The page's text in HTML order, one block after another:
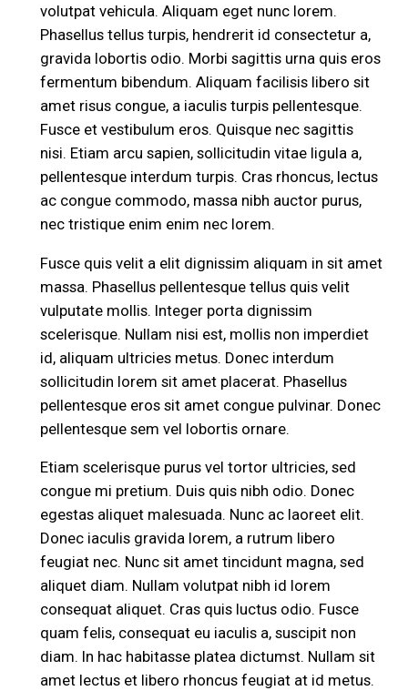
volutpat vehicula. Aliquam eget nunc lorem.
Phasellus tellus turpis, hendrerit id consectetur a,
gravida lobortis odio. Morbi sagittis urna quis eros
fermentum bibendum. Aliquam facilisis libero sit
amet risus congue, a iaculis turpis pellentesque.
Fusce et vestibulum eros. Quisque nec sagittis
nisi. Etiam arcu sapien, sollicitudin vitae ligula a,
pellentesque interdum turpis. Cras rhoncus, lectus
ac congue commodo, massa nibh auctor purus,
nec tristique enim enim nec lorem.
Fusce quis velit a elit dignissim aliquam in sit amet
massa. Phasellus pellentesque tellus quis velit
vulputate mollis. Integer porta dignissim
scelerisque. Nullam nisi est, mollis non imperdiet
id, aliquam ultricies metus. Donec interdum
sollicitudin lorem sit amet placerat. Phasellus
pellentesque eros sit amet congue pulvinar. Donec
pellentesque sem vel lobortis ornare.
Etiam scelerisque purus vel tortor ultricies, sed
congue mi pretium. Duis quis nibh odio. Donec
egestas aliquet malesuada. Nunc ac laoreet elit.
Donec iaculis gravida lorem, a rutrum libero
feugiat nec. Nunc sit amet tincidunt magna, sed
aliquet diam. Nullam volutpat nibh id lorem
consequat aliquet. Cras quis luctus odio. Fusce
quam felis, consequat eu iaculis a, suscipit non
diam. In hac habitasse platea dictumst. Nullam sit
amet lectus et libero rhoncus feugiat at id metus.